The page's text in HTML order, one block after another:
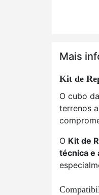
Mais
Kit de
O cubo
terrenos
O Kit de
técnica e